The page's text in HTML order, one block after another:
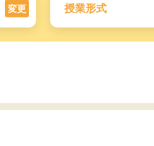
変更 授業形式